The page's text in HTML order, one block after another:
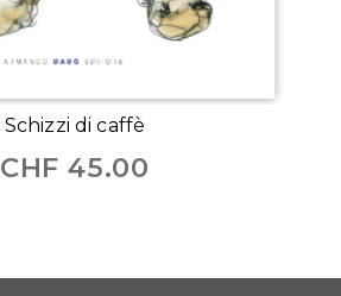
Schizzi di caffè
CHF 45.00